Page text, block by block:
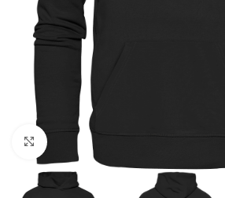
Klick zum Vergrößern